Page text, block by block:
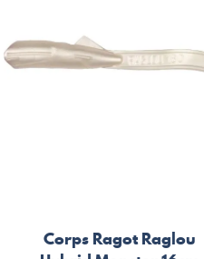
Corps Ragot Raglou